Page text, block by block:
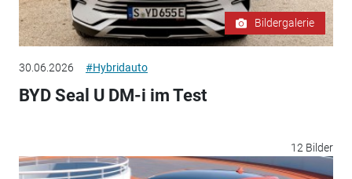
Bildergalerie
30.06.2026 #Hybridauto
BYD Seal U DM-i im Test
12 Bilder